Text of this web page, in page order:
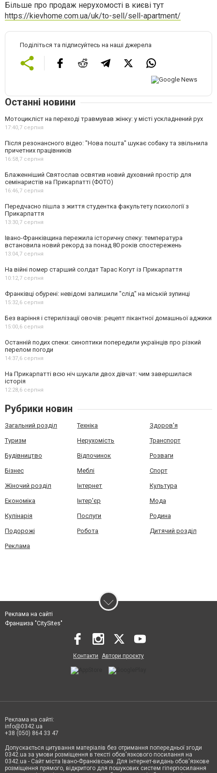
Більше про продаж нерухомості в києві тут
https://kievhome.com.ua/uk/to-sell/sell-apartment/
Поділіться та підписуйтесь на наші джерела
Останні новини
Мотоцикліст на переході травмував жінку: у місті ускладнений рух
17:40, 7 серпня
Після резонансного відео: "Нова пошта" шукає собаку та звільнила
причетних працівників
16:58, 7 серпня
Блаженніший Святослав освятив новий духовний простір для
семінаристів на Прикарпатті (ФОТО)
16:46, 7 серпня
Передчасно пішла з життя студентка факультету психології з
Прикарпаття
13:30, 7 серпня
Івано-Франківщина пережила історичну спеку: температура
встановила новий рекорд за понад 80 років спостережень
13:04, 7 серпня
На війні помер старший солдат Тарас Когут із Прикарпаття
10:12, 7 серпня
Франківці обурені: невідомі залишили "слід" на міській зупинці
15:32, 6 серпня
Без варіння і стерилізації овочів: рецепт пікантної домашньої аджики
15:00, 6 серпня
Останній подих спеки: синоптики попередили українців про різкий
перелом погоди
14:37, 6 серпня
На Прикарпатті всю ніч шукали двох дівчат: чим завершилася
історія
12:28, 6 серпня
Рубрики новин
Загальний розділ Техніка Здоров'я
Туризм Нерухомість Транспорт
Будівництво Відпочинок Розваги
Бізнес Меблі Спорт
Жіночий розділ Інтернет Культура
Економіка Інтер'єр Мода
Кулінарія Послуги Родина
Подорожі Робота Дитячий розділ
Реклама
Реклама на сайті
Франшиза "CitySites"
Контакти Автори проєкту
Реклама на сайті:
info@0342.ua
+38 (050) 864 33 47
Допускається цитування матеріалів без отримання попередньої згоди
0342.ua за умови розміщення в тексті обов'язкового посилання на
0342.ua - Сайт міста Івано-Франківська. Для інтернет-видань обов'язкове
розміщення прямого, відкритого для пошукових систем гіперпосилання